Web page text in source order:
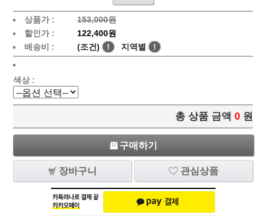
상품가 :
153,000원
할인가 :
122,400원
배송비 :
(조건) ! 지역별 !
색상 :
총 상품 금액 0 원
구매하기
장바구니 관심상품